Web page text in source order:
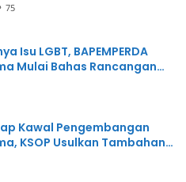
75
Isu LGBT, BAPEMPERDA
Mulai Bahas Rancangan
Kawal Pengembangan
KSOP Usulkan Tambahan
Miliar